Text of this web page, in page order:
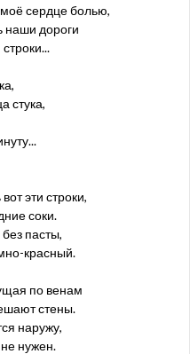
сердце болью,
наши дороги
стука,
эти строки,
соки.
пасты,
красный.
по венам
стены.
наружу,
нужен.